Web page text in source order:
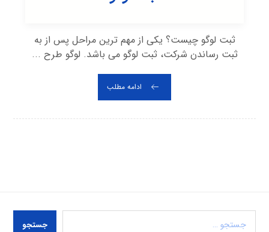
ثبت لوگو چیست؟ یکی از مهم ترین مراحل پس از به
ثبت رساندن شرکت، ثبت لوگو می باشد. لوگو طرح ...
ادامه مطلب
جستجو